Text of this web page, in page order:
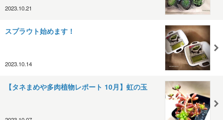
2023.10.21
スプラウト始めます！
2023.10.14
【タネまめや多肉植物レポート 10月】虹の玉